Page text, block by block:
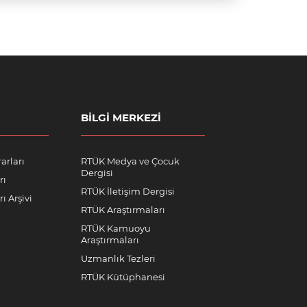
Arşivi
BILGI MERKEZI
RTÜK Medya ve Çocuk
Dergisi
RTÜK İletişim Dergisi
RTÜK Araştırmaları
RTÜK Kamuoyu
Araştırmaları
Uzmanlık Tezleri
RTÜK Kütüphanesi